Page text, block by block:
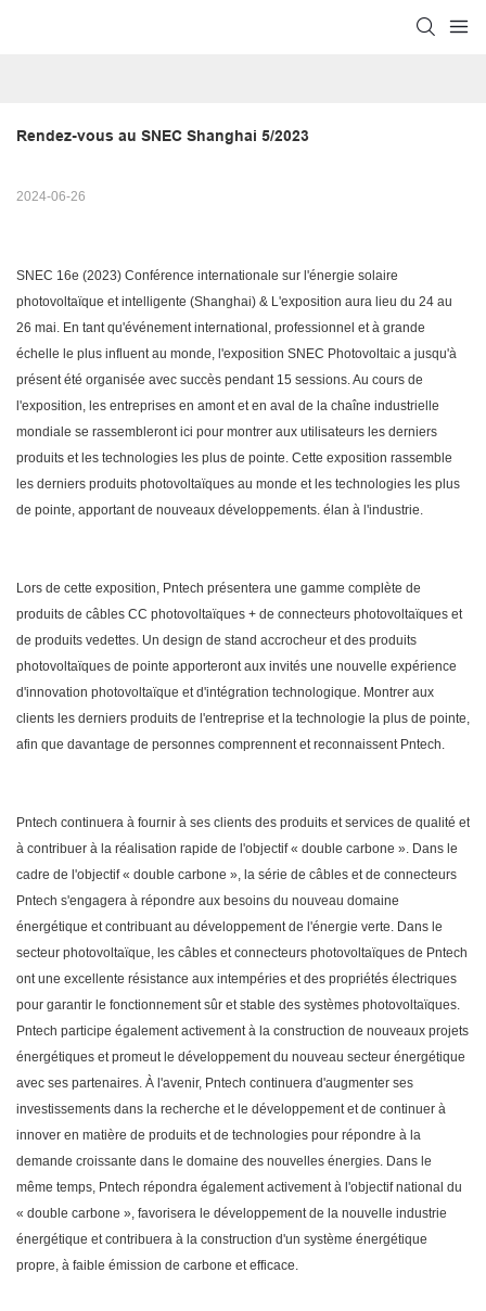
Rendez-vous au SNEC Shanghai 5/2023
2024-06-26
SNEC 16e (2023) Conférence internationale sur l'énergie solaire
photovoltaïque et intelligente (Shanghai) & L'exposition aura lieu du 24 au
26 mai. En tant qu'événement international, professionnel et à grande
échelle le plus influent au monde, l'exposition SNEC Photovoltaic a jusqu'à
présent été organisée avec succès pendant 15 sessions. Au cours de
l'exposition, les entreprises en amont et en aval de la chaîne industrielle
mondiale se rassembleront ici pour montrer aux utilisateurs les derniers
produits et les technologies les plus de pointe. Cette exposition rassemble
les derniers produits photovoltaïques au monde et les technologies les plus
de pointe, apportant de nouveaux développements. élan à l'industrie.
Lors de cette exposition, Pntech présentera une gamme complète de
produits de câbles CC photovoltaïques + de connecteurs photovoltaïques et
de produits vedettes. Un design de stand accrocheur et des produits
photovoltaïques de pointe apporteront aux invités une nouvelle expérience
d'innovation photovoltaïque et d'intégration technologique. Montrer aux
clients les derniers produits de l'entreprise et la technologie la plus de pointe,
afin que davantage de personnes comprennent et reconnaissent Pntech.
Pntech continuera à fournir à ses clients des produits et services de qualité et
à contribuer à la réalisation rapide de l'objectif « double carbone ». Dans le
cadre de l'objectif « double carbone », la série de câbles et de connecteurs
Pntech s'engagera à répondre aux besoins du nouveau domaine
énergétique et contribuant au développement de l'énergie verte. Dans le
secteur photovoltaïque, les câbles et connecteurs photovoltaïques de Pntech
ont une excellente résistance aux intempéries et des propriétés électriques
pour garantir le fonctionnement sûr et stable des systèmes photovoltaïques.
Pntech participe également activement à la construction de nouveaux projets
énergétiques et promeut le développement du nouveau secteur énergétique
avec ses partenaires. À l'avenir, Pntech continuera d'augmenter ses
investissements dans la recherche et le développement et de continuer à
innover en matière de produits et de technologies pour répondre à la
demande croissante dans le domaine des nouvelles énergies. Dans le
même temps, Pntech répondra également activement à l'objectif national du
« double carbone », favorisera le développement de la nouvelle industrie
énergétique et contribuera à la construction d'un système énergétique
propre, à faible émission de carbone et efficace.